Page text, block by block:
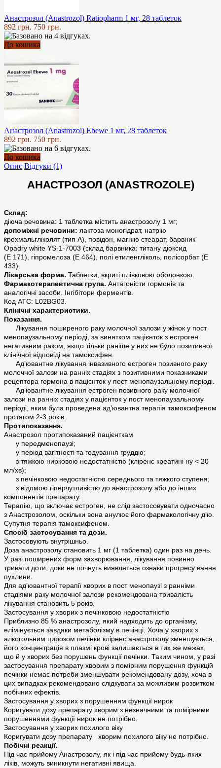
Анастрозол (Anastrozol) Ratiopharm 1 мг, 28 таблеток
892 грн. 750 грн.
До кошика
Анастрозол (Anastrozol) Ebewe 1 мг, 28 таблеток
892 грн. 750 грн.
До кошика
Опис Відгуки (1)
АНАСТРОЗОЛ (ANASTROZOLE)
Склад:
діюча речовина: 1 таблетка містить анастрозолу 1 мг;
допоміжні речовини: лактоза моногідрат, натрію
крохмальгліколят (тип А), повідон, магнію стеарат, барвник
Opadry white YS-1-7003 (склад барвника: титану діоксид
(E 171), гіпромелоза (Е 464), полі етиленгліколь, полісорбат (Е
433).
Лікарська форма. Таблетки, вкриті плівковою оболонкою.
Фармакотерапевтична група. Антагоністи гормонів та
аналогічні засоби. Інгібітори ферментів.
Код АТС: L02BG03.
Клінічні характеристики.
Показання.
Лікування поширеного раку молочної залози у жінок у пост
менопаузальному періоді, за винятком пацієнток з естроген
негативним раком, якщо тільки раніше у них не було позитивної
клінічної відповіді на тамоксифен.
Ад’ювантне лікування інвазивного естроген позивного раку
молочної залози на ранніх стадіях з позитивними показниками
рецептора гормона в пацієнток у пост менопаузальному періоді.
Ад’ювантне лікування естроген позивного раку молочної
залози на ранніх стадіях у пацієнток у пост менопаузальному
періоді, яким була проведена ад’ювантна терапія тамоксифеном
протягом 2-3 років.
Протипоказання.
Анастрозол протипоказаний пацієнткам
у передменопаузі;
у період вагітності та годування груддю;
з тяжкою нирковою недостатністю (кліренс креатині ну < 20
мл/хв);
з печінковою недостатністю середнього та тяжкого ступеня;
з відомою гіперчутливістю до анастрозолу або до інших
компонентів препарату.
Терапію, що включає естроген, не слід застосовувати одночасно
з Анастрозолом, оскільки вона анулює його фармакологічну дію.
Супутня терапія тамоксифеном.
Спосіб застосування та дози.
Застосовують внутрішньо.
Доза анастрозолу становить 1 мг (1 таблетка) один раз на день.
У разі поширених форм захворювання, лікування повинно
тривати доти, доки не почнуть виявляться ознаки прогресу вання
пухлини.
Для ад’ювантної терапії хворих в пост менопаузі з ранніми
стадіями раку молочної залози рекомендована тривалість
лікування становить 5 років.
Застосування у хворих з печінковою недостатністю
Приблизно 85 % анастрозолу, який надходить до організму,
елімінується завдяки метаболізму в печінці. Хоча у хворих з
алкогольним цирозом печінки кліренс анастрозолу зменшується,
його концентрація в плазмі крові залишається в тих же межах,
що й у хворих без порушень функції печінки. Таким чином, у разі
застосування препарату хворим з помірним порушення функцій
печінки немає потреби зменшувати рекомендовану дозу, хоча в
цих випадках рекомендовано слідкувати за можливим розвитком
побічних ефектів.
Застосування у хворих з порушенням функції нирок
Коригувати дозу препарату хворим з незначними та помірними
порушеннями функції нирок не потрібно.
Застосування у хворих похилого віку
Коригувати дозу препарату хворим похилого віку не потрібно.
Побічні реакції.
Під час прийому Анастрозолу, як і під час прийому будь-яких
ліків, можуть виникнути негативні явища.